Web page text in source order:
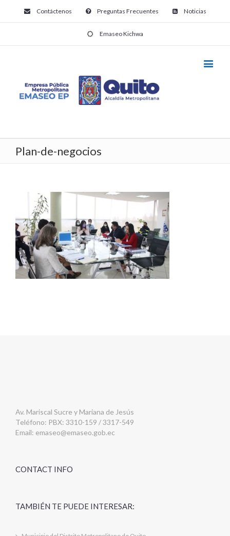
Contáctenos Preguntas Frecuentes Noticias
Emaseo Kichwa
Plan-de-negocios
Av. Mariscal Sucre y Mariana de Jesús
Teléfono: PBX: 3310-159 / 3317-549
Email: emaseo@emaseo.gob.ec
CONTACT INFO
TAMBIÉN TE PUEDE INTERESAR: